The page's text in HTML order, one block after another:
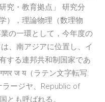
究・教育拠点」 研究分
），理論物理（数理物
の一環として，今年度の
、南アジアに位置し、イ
する連邦共和制国家であ
ज य（ラテン文字転写:
ラージヤ、Republic of
とも呼ばれる。